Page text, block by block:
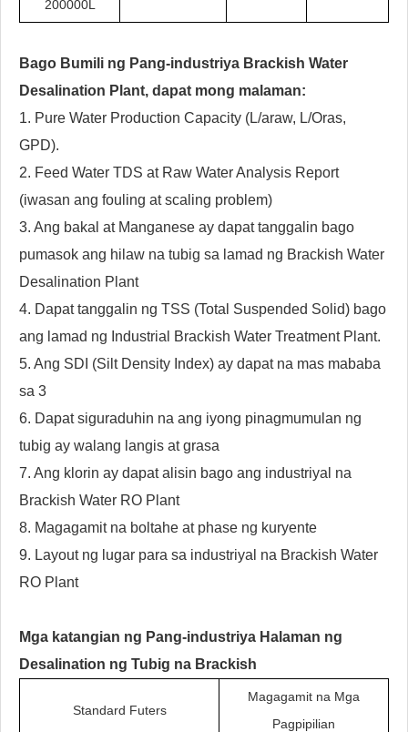
200000L
Bago Bumili ng Pang-industriya Brackish Water
Desalination Plant, dapat mong malaman:
1. Pure Water Production Capacity (L/araw, L/Oras,
GPD).
2. Feed Water TDS at Raw Water Analysis Report
(iwasan ang fouling at scaling problem)
3. Ang bakal at Manganese ay dapat tanggalin bago
pumasok ang hilaw na tubig sa lamad ng Brackish Water
Desalination Plant
4. Dapat tanggalin ng TSS (Total Suspended Solid) bago
ang lamad ng Industrial Brackish Water Treatment Plant.
5. Ang SDI (Silt Density Index) ay dapat na mas mababa
sa 3
6. Dapat siguraduhin na ang iyong pinagmumulan ng
tubig ay walang langis at grasa
7. Ang klorin ay dapat alisin bago ang industriyal na
Brackish Water RO Plant
8. Magagamit na boltahe at phase ng kuryente
9. Layout ng lugar para sa industriyal na Brackish Water
RO Plant
Mga katangian ng Pang-industriya Halaman ng
Desalination ng Tubig na Brackish
Standard Futers
Magagamit na Mga
Pagpipilian